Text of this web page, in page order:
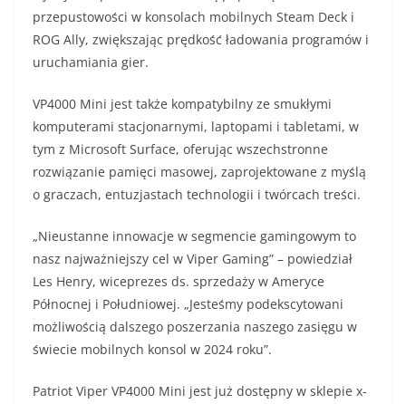
przepustowości w konsolach mobilnych Steam Deck i
ROG Ally, zwiększając prędkość ładowania programów i
uruchamiania gier.
VP4000 Mini jest także kompatybilny ze smukłymi
komputerami stacjonarnymi, laptopami i tabletami, w
tym z Microsoft Surface, oferując wszechstronne
rozwiązanie pamięci masowej, zaprojektowane z myślą
o graczach, entuzjastach technologii i twórcach treści.
„Nieustanne innowacje w segmencie gamingowym to
nasz najważniejszy cel w Viper Gaming” – powiedział
Les Henry, wiceprezes ds. sprzedaży w Ameryce
Północnej i Południowej. „Jesteśmy podekscytowani
możliwością dalszego poszerzania naszego zasięgu w
świecie mobilnych konsol w 2024 roku”.
Patriot Viper VP4000 Mini jest już dostępny w sklepie x-